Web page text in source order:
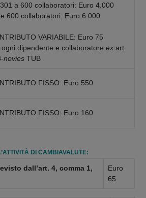
a 600 collaboratori: Euro 4.000
600 collaboratori: Euro 6.000
VARIABILE: Euro 75
ogni dipendente e collaboratore ex art.
novies TUB
FISSO: Euro 550
FISSO: Euro 160
DI CAMBIAVALUTE:
dall’art. 4, comma 1,
Euro
65